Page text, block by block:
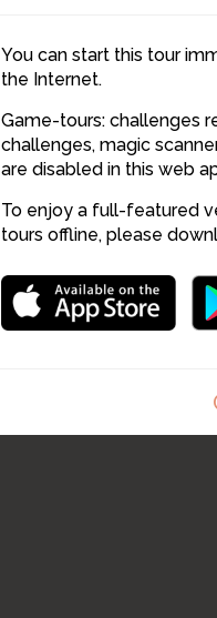
You can start this tour
the Internet.
Game-tours: challenges
challenges, magic
are disabled in this web
To enjoy a full-featured
tours offline, please